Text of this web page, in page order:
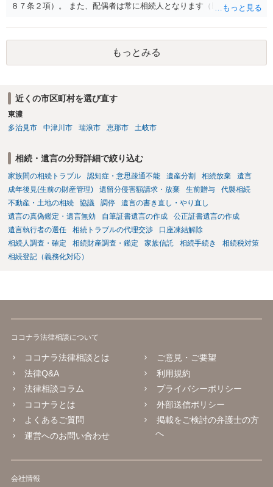
８７条２項）。 また、配偶者は常に相続人となります（民法８９０
も相続権があります。つまり、孫５人に加えて「おじ又はおば」にも
相続権がある可能性があります。
もっとみる
近くの市区町村を選び直す
東濃
多治見市
中津川市 瑞浪市 恵那市 土岐市
相続・遺言の分野詳細で絞り込む
家族間の相続トラブル 認知症・意思疎通不能 遺産分割 相続放棄
遺言
成年後見(生前の財産管理)
遺留分侵害額請求・放棄 生前贈与
代襲相続
不動産・土地の相続
協議 調停
遺言の書き直し・やり直し
遺言の真偽鑑定・遺言無効
自筆証書遺言の作成
公正証書遺言の作成
遺言執行者の選任
相続トラブルの代理交渉
口座凍結解除
相続人調査・確定
相続財産調査・鑑定 家族信託 相続手続き
相続税対策
相続登記（義務化対応）
ココナラ法律相談について
ココナラ法律相談とは
法律Q&A
法律相談コラム
ココナラとは
よくあるご質問
運営へのお問い合わせ
ご意見・ご要望
利用規約
プライバシーポリシー
外部送信ポリシー
掲載をご検討の弁護士の方
へ
会社情報